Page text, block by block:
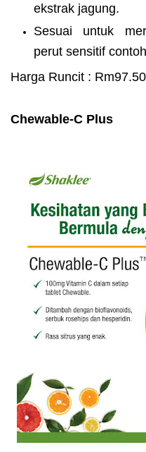
ekstrak jagung.
Sesuai untuk
perut sensitif
Harga Runcit : Rm97.50
Chewable-C Plus